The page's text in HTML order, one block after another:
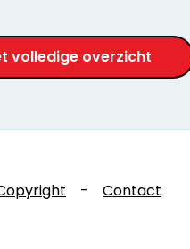
volledige overzicht
- Contact